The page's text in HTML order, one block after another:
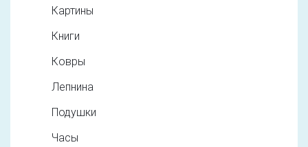
Картины
Книги
Ковры
Лепнина
Подушки
Часы